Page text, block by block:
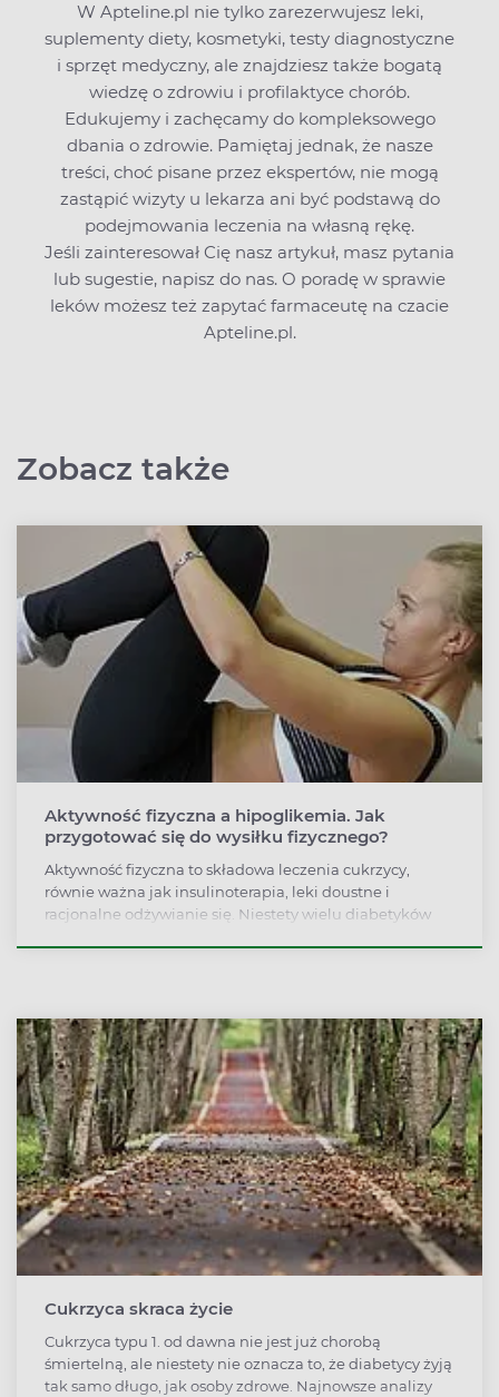
W Apteline.pl nie tylko zarezerwujesz leki,
suplementy diety, kosmetyki, testy diagnostyczne
i sprzęt medyczny, ale znajdziesz także bogatą
wiedzę o zdrowiu i profilaktyce chorób.
Edukujemy i zachęcamy do kompleksowego
dbania o zdrowie. Pamiętaj jednak, że nasze
treści, choć pisane przez ekspertów, nie mogą
zastąpić wizyty u lekarza ani być podstawą do
podejmowania leczenia na własną rękę.
Jeśli zainteresował Cię nasz artykuł, masz pytania
lub sugestie, napisz do nas. O poradę w sprawie
leków możesz też zapytać farmaceutę na czacie
Apteline.pl.
Zobacz także
Aktywność fizyczna a hipoglikemia. Jak
przygotować się do wysiłku fizycznego?
Aktywność fizyczna to składowa leczenia cukrzycy,
równie ważna jak insulinoterapia, leki doustne i
racjonalne odżywianie się. Niestety wielu diabetyków
Cukrzyca skraca życie
Cukrzyca typu 1. od dawna nie jest już chorobą
śmiertelną, ale niestety nie oznacza to, że diabetycy żyją
tak samo długo, jak osoby zdrowe. Najnowsze analizy